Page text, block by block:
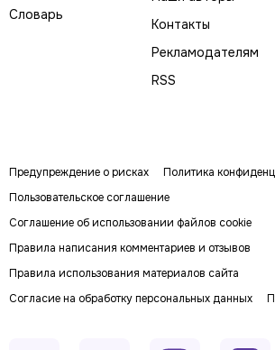
Словарь
Контакты
Рекламодателям
RSS
Предупреждение о рисках
Политика
Пользовательское соглашение
Соглашение об использовании файлов cookie
Правила написания комментариев и отзывов
Правила использования материалов сайта
Согласие на обработку персональных данных